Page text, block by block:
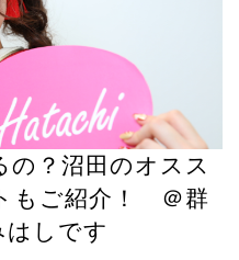
の？沼田のオスス
もご紹介！ ＠群
はしです